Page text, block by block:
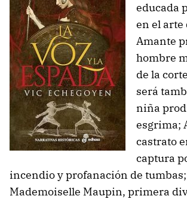
educada
en el arte
Amante
hombre
de la
será
niña
esgrima;
castrato
captura
incendio y profanación de tumbas;
Mademoiselle Maupin, primera